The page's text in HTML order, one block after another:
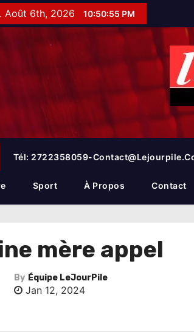
Août 6th, 2026 10:50:56 PM
Tél: 2722358059-
Sport À Propos Contact
mère appel
By Équipe LeJourPile
Jan 12, 2024